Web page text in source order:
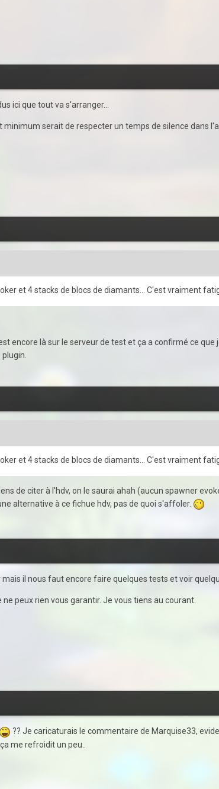
ici que tout va s'arranger...
serait de respecter un temps de silence dans
et 4 stacks de blocs de diamants... C'est vraiment
encore là sur le serveur de test et ça a confirmé ce
et 4 stacks de blocs de diamants... C'est vraiment
de citer à l'hdv, on le saurai ahah (aucun spawner
alternative à ce fichue hdv, pas de quoi s'affoler.
il nous faut encore faire quelques tests et voir
peux rien vous garantir. Je vous tiens au courant.
?? Je caricaturais le commentaire de Marquise33,
me refroidit un peu..